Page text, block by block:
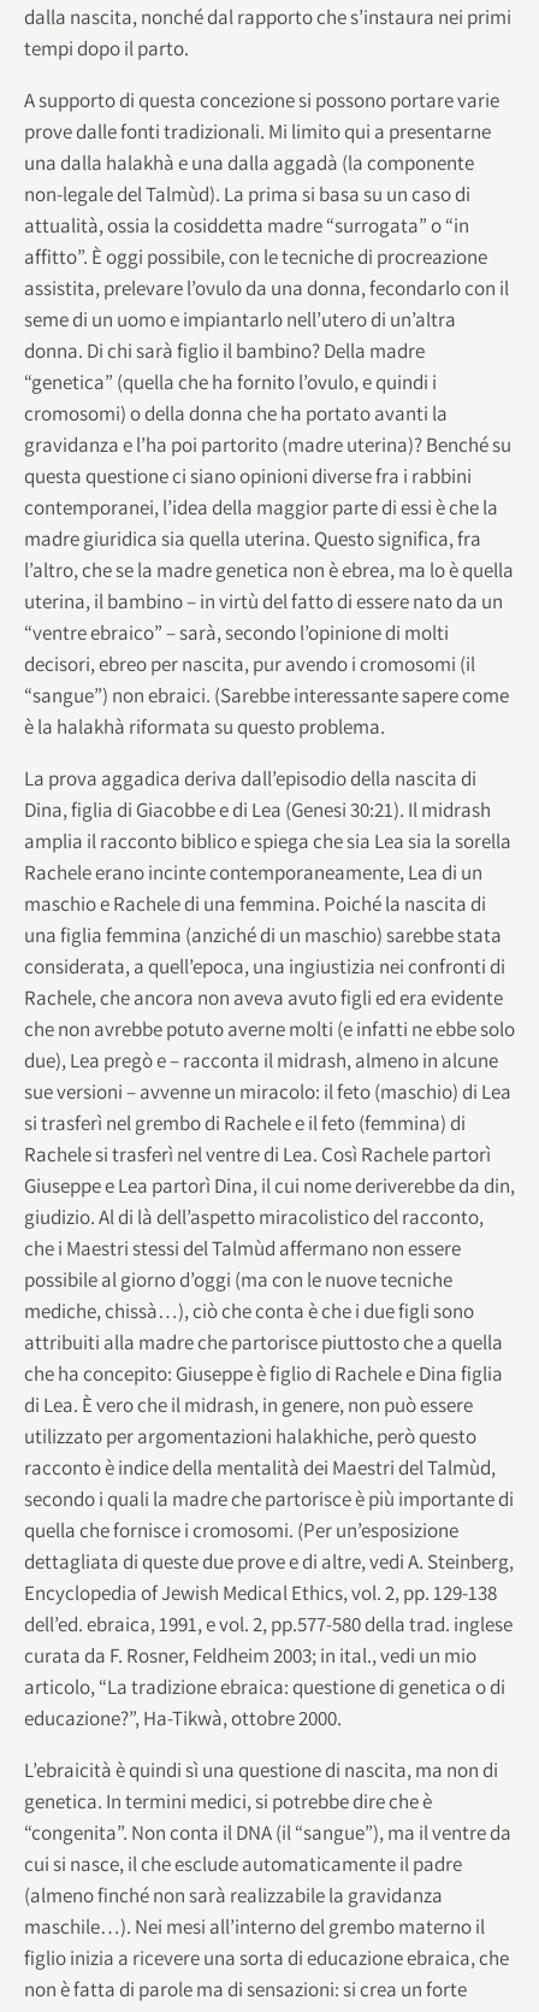
dalla nascita, nonché dal rapporto che s’instaura nei primi
tempi dopo il parto.
A supporto di questa concezione si possono portare varie
prove dalle fonti tradizionali. Mi limito qui a presentarne
una dalla halakhà e una dalla aggadà (la componente
non-legale del Talmùd). La prima si basa su un caso di
attualità, ossia la cosiddetta madre “surrogata” o “in
affitto”. È oggi possibile, con le tecniche di procreazione
assistita, prelevare l’ovulo da una donna, fecondarlo con il
seme di un uomo e impiantarlo nell’utero di un’altra
donna. Di chi sarà figlio il bambino? Della madre
“genetica” (quella che ha fornito l’ovulo, e quindi i
cromosomi) o della donna che ha portato avanti la
gravidanza e l’ha poi partorito (madre uterina)? Benché su
questa questione ci siano opinioni diverse fra i rabbini
contemporanei, l’idea della maggior parte di essi è che la
madre giuridica sia quella uterina. Questo significa, fra
l’altro, che se la madre genetica non è ebrea, ma lo è quella
uterina, il bambino – in virtù del fatto di essere nato da un
“ventre ebraico” – sarà, secondo l’opinione di molti
decisori, ebreo per nascita, pur avendo i cromosomi (il
“sangue”) non ebraici. (Sarebbe interessante sapere come
è la halakhà riformata su questo problema.
La prova aggadica deriva dall’episodio della nascita di
Dina, figlia di Giacobbe e di Lea (Genesi 30:21). Il midrash
amplia il racconto biblico e spiega che sia Lea sia la sorella
Rachele erano incinte contemporaneamente, Lea di un
maschio e Rachele di una femmina. Poiché la nascita di
una figlia femmina (anziché di un maschio) sarebbe stata
considerata, a quell’epoca, una ingiustizia nei confronti di
Rachele, che ancora non aveva avuto figli ed era evidente
che non avrebbe potuto averne molti (e infatti ne ebbe solo
due), Lea pregò e – racconta il midrash, almeno in alcune
sue versioni – avvenne un miracolo: il feto (maschio) di Lea
si trasferì nel grembo di Rachele e il feto (femmina) di
Rachele si trasferì nel ventre di Lea. Così Rachele partorì
Giuseppe e Lea partorì Dina, il cui nome deriverebbe da din,
giudizio. Al di là dell’aspetto miracolistico del racconto,
che i Maestri stessi del Talmùd affermano non essere
possibile al giorno d’oggi (ma con le nuove tecniche
mediche, chissà…), ciò che conta è che i due figli sono
attribuiti alla madre che partorisce piuttosto che a quella
che ha concepito: Giuseppe è figlio di Rachele e Dina figlia
di Lea. È vero che il midrash, in genere, non può essere
utilizzato per argomentazioni halakhiche, però questo
racconto è indice della mentalità dei Maestri del Talmùd,
secondo i quali la madre che partorisce è più importante di
quella che fornisce i cromosomi. (Per un’esposizione
dettagliata di queste due prove e di altre, vedi A. Steinberg,
Encyclopedia of Jewish Medical Ethics, vol. 2, pp. 129-138
dell’ed. ebraica, 1991, e vol. 2, pp.577-580 della trad. inglese
curata da F. Rosner, Feldheim 2003; in ital., vedi un mio
articolo, “La tradizione ebraica: questione di genetica o di
educazione?”, Ha-Tikwà, ottobre 2000.
L’ebraicità è quindi sì una questione di nascita, ma non di
genetica. In termini medici, si potrebbe dire che è
“congenita”. Non conta il DNA (il “sangue”), ma il ventre da
cui si nasce, il che esclude automaticamente il padre
(almeno finché non sarà realizzabile la gravidanza
maschile…). Nei mesi all’interno del grembo materno il
figlio inizia a ricevere una sorta di educazione ebraica, che
non è fatta di parole ma di sensazioni: si crea un forte